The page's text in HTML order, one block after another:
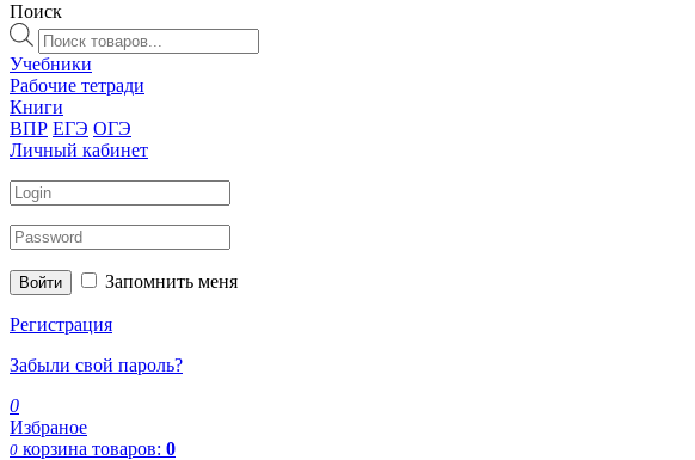
Поиск
Поиск
товаров
Учебники
Рабочие тетради
Книги
ВПР ЕГЭ ОГЭ
Личный кабинет
Войти Запомнить меня
Регистрация
Забыли свой пароль?
0
Избраное
0 корзина товаров: 0